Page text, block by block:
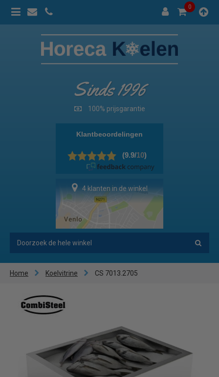
0
Sinds 1996
100% prijsgarantie
4 klanten in de winkel
Home Koelvitrine CS 7013.2705